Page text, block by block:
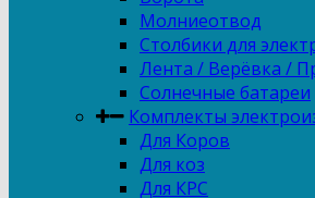
Молниеотвод
Столбики для
Лента / Верёвка /
Солнечные батареи
Комплекты
Для Коров
Для коз
Для КРС